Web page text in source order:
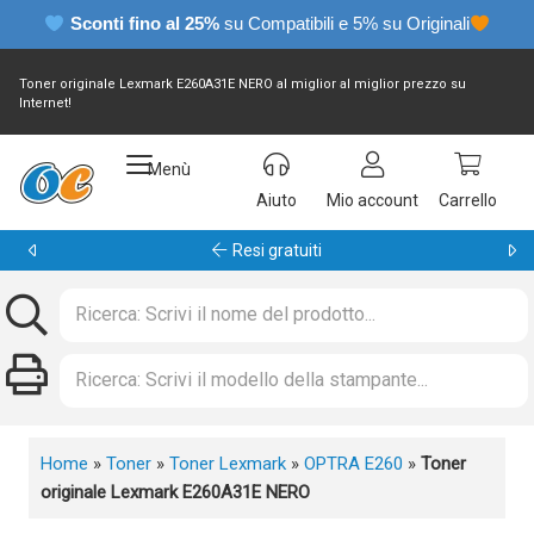
Sconti fino al 25% su Compatibili e 5% su Originali
Toner originale Lexmark E260A31E NERO al miglior al miglior prezzo su
Internet!
Menù
Aiuto
Mio account Carrello
Garanzia 24 mesi
Home » Toner » Toner Lexmark » OPTRA E260 » Toner
originale Lexmark E260A31E NERO